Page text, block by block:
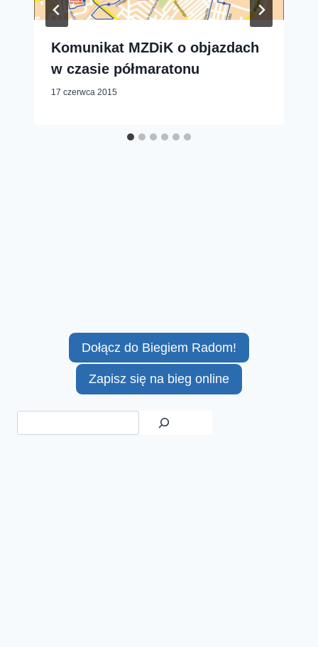
Komunikat MZDiK o objazdach
w czasie półmaratonu
17 czerwca 2015
Dołącz do Biegiem Radom!
Zapisz się na bieg online
Szukaj